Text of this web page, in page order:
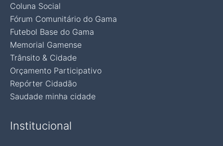
Coluna Social
Fórum Comunitário do Gama
Futebol Base do Gama
Memorial Gamense
Trânsito & Cidade
Orçamento Participativo
Repórter Cidadão
Saudade minha cidade
Institucional